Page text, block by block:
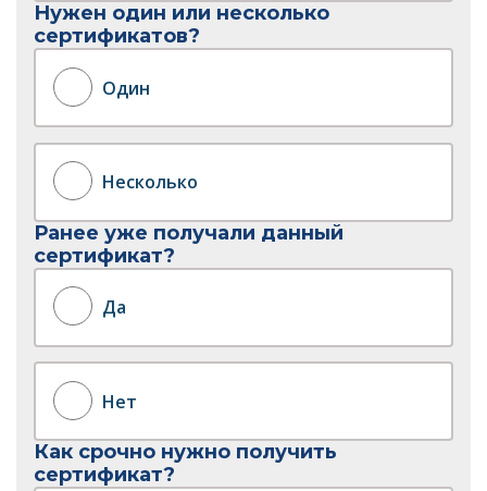
Нужен один или несколько
сертификатов?
Один
Несколько
Ранее уже получали данный
сертификат?
Да
Нет
Как срочно нужно получить
сертификат?